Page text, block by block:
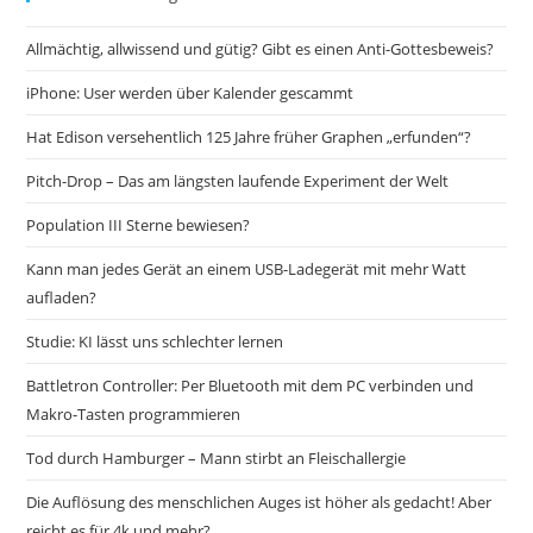
Allmächtig, allwissend und gütig? Gibt es einen Anti-Gottesbeweis?
iPhone: User werden über Kalender gescammt
Hat Edison versehentlich 125 Jahre früher Graphen „erfunden“?
Pitch-Drop – Das am längsten laufende Experiment der Welt
Population III Sterne bewiesen?
Kann man jedes Gerät an einem USB-Ladegerät mit mehr Watt
aufladen?
Studie: KI lässt uns schlechter lernen
Battletron Controller: Per Bluetooth mit dem PC verbinden und
Makro-Tasten programmieren
Tod durch Hamburger – Mann stirbt an Fleischallergie
Die Auflösung des menschlichen Auges ist höher als gedacht! Aber